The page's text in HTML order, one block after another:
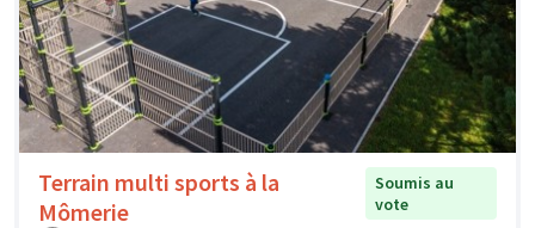
Terrain multi sports à la
Mômerie
Soumis au
vote